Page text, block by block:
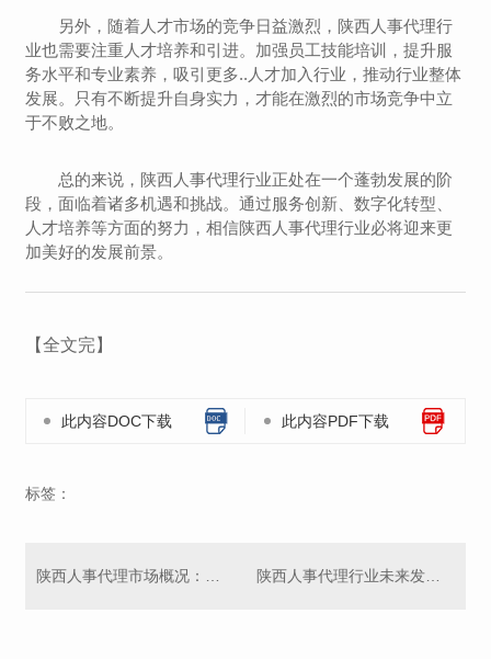
另外，随着人才市场的竞争日益激烈，陕西人事代理行
业也需要注重人才培养和引进。加强员工技能培训，提升服
务水平和专业素养，吸引更多..人才加入行业，推动行业整体
发展。只有不断提升自身实力，才能在激烈的市场竞争中立
于不败之地。
总的来说，陕西人事代理行业正处在一个蓬勃发展的阶
段，面临着诸多机遇和挑战。通过服务创新、数字化转型、
人才培养等方面的努力，相信陕西人事代理行业必将迎来更
加美好的发展前景。
【全文完】
此内容DOC下载 此内容PDF下载
标签：